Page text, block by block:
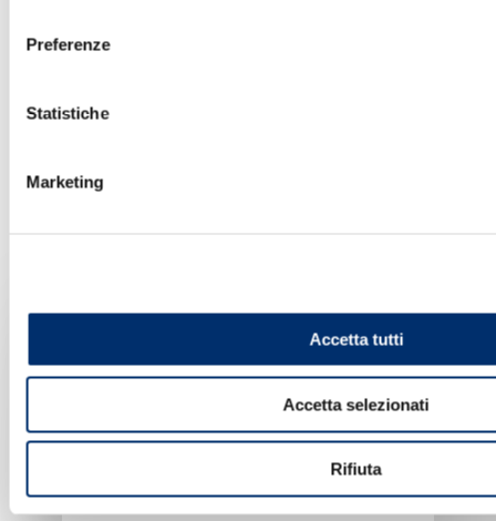
Preferenze
Statistiche
Marketing
Accetta tutti
Accetta selezionati
Rifiuta
+39 0546 637711